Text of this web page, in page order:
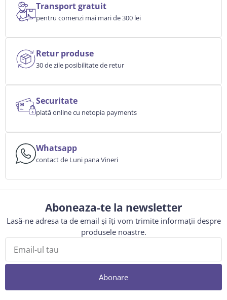
Transport gratuit
pentru comenzi mai mari de 300 lei
Retur produse
30 de zile posibilitate de retur
Securitate
plată online cu netopia payments
Whatsapp
contact de Luni pana Vineri
Aboneaza-te la newsletter
Lasă-ne adresa ta de email și îți vom trimite informații despre
produsele noastre.
Abonare